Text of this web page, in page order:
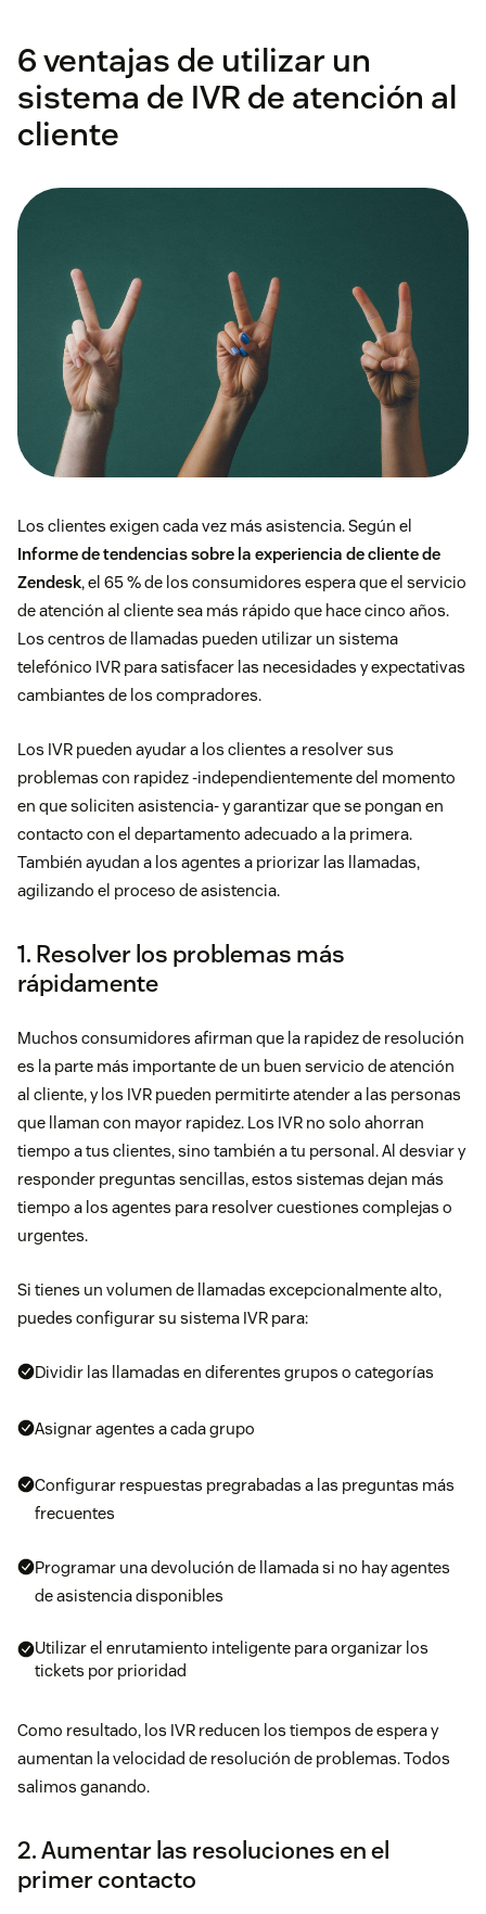
6 ventajas de utilizar un
sistema de IVR de atención al
cliente
Los clientes exigen cada vez más asistencia. Según el
Informe de tendencias sobre la experiencia de cliente de
Zendesk, el 65 % de los consumidores espera que el servicio
de atención al cliente sea más rápido que hace cinco años.
Los centros de llamadas pueden utilizar un sistema
telefónico IVR para satisfacer las necesidades y expectativas
cambiantes de los compradores.
Los IVR pueden ayudar a los clientes a resolver sus
problemas con rapidez -independientemente del momento
en que soliciten asistencia- y garantizar que se pongan en
contacto con el departamento adecuado a la primera.
También ayudan a los agentes a priorizar las llamadas,
agilizando el proceso de asistencia.
1. Resolver los problemas más
rápidamente
Muchos consumidores afirman que la rapidez de resolución
es la parte más importante de un buen servicio de atención
al cliente, y los IVR pueden permitirte atender a las personas
que llaman con mayor rapidez. Los IVR no solo ahorran
tiempo a tus clientes, sino también a tu personal. Al desviar y
responder preguntas sencillas, estos sistemas dejan más
tiempo a los agentes para resolver cuestiones complejas o
urgentes.
Si tienes un volumen de llamadas excepcionalmente alto,
puedes configurar su sistema IVR para:
Dividir las llamadas en diferentes grupos o categorías
Asignar agentes a cada grupo
Configurar respuestas pregrabadas a las preguntas más
frecuentes
Programar una devolución de llamada si no hay agentes
de asistencia disponibles
Utilizar el enrutamiento inteligente para organizar los
tickets por prioridad
Como resultado, los IVR reducen los tiempos de espera y
aumentan la velocidad de resolución de problemas. Todos
salimos ganando.
2. Aumentar las resoluciones en el
primer contacto